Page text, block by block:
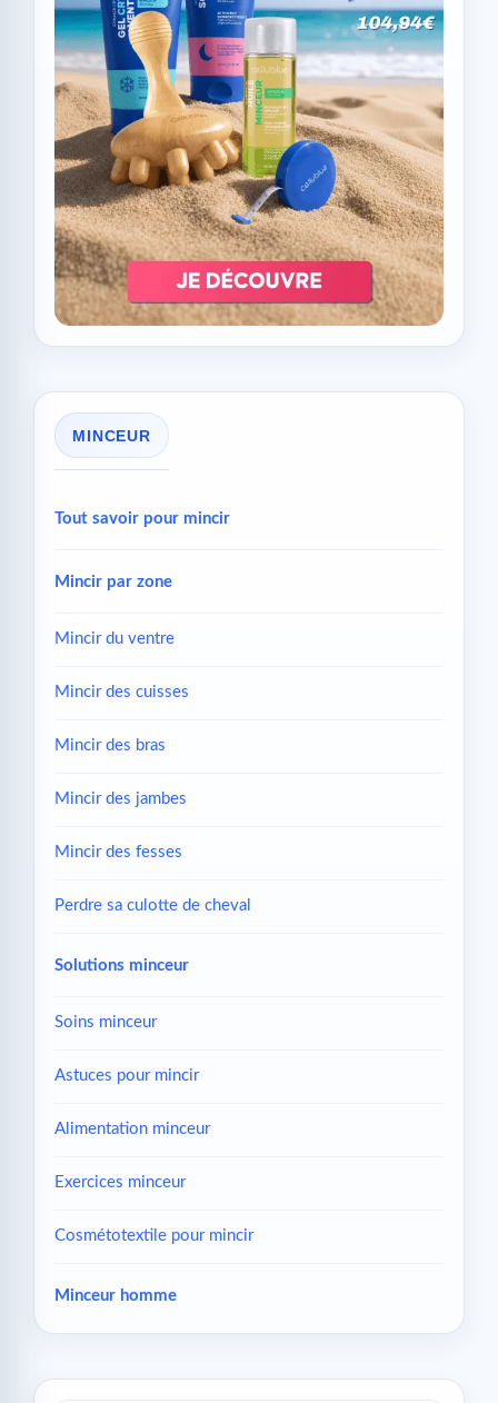
MINCEUR
Tout savoir pour mincir
Mincir par zone
Mincir du ventre
Mincir des cuisses
Mincir des bras
Mincir des jambes
Mincir des fesses
Perdre sa culotte de cheval
Solutions minceur
Soins minceur
Astuces pour mincir
Alimentation minceur
Exercices minceur
Cosmétotextile pour mincir
Minceur homme